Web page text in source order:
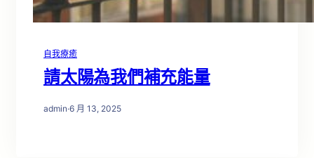
自我療癒
請太陽為我們補充能量
admin·6 月 13, 2025